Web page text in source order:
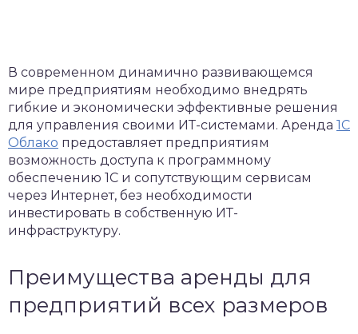
В современном динамично развивающемся
мире предприятиям необходимо внедрять
гибкие и экономически эффективные решения
для управления своими ИТ-системами. Аренда 1С
Облако предоставляет предприятиям
возможность доступа к программному
обеспечению 1С и сопутствующим сервисам
через Интернет, без необходимости
инвестировать в собственную ИТ-
инфраструктуру.
Преимущества аренды для
предприятий всех размеров